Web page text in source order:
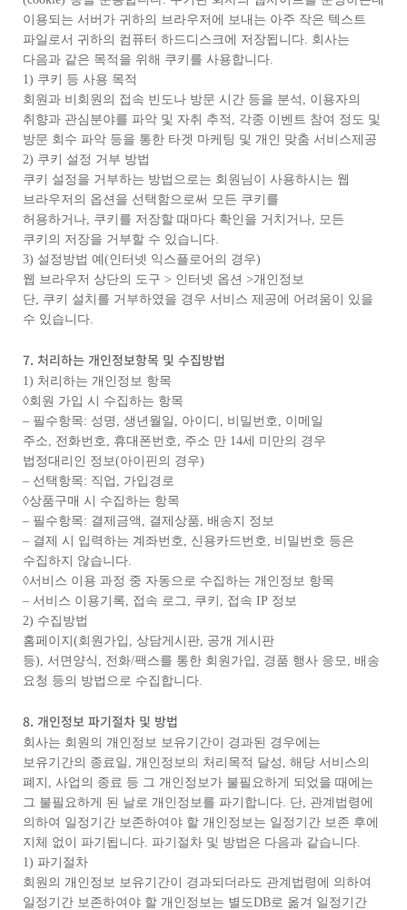
이용되는 서버가 귀하의 브라우저에 보내는 아주 작은 텍스트
파일로서 귀하의 컴퓨터 하드디스크에 저장됩니다. 회사는
다음과 같은 목적을 위해 쿠키를 사용합니다.
1) 쿠키 등 사용 목적
회원과 비회원의 접속 빈도나 방문 시간 등을 분석, 이용자의
취향과 관심분야를 파악 및 자취 추적, 각종 이벤트 참여 정도 및
방문 회수 파악 등을 통한 타겟 마케팅 및 개인 맞춤 서비스제공
2) 쿠키 설정 거부 방법
쿠키 설정을 거부하는 방법으로는 회원님이 사용하시는 웹
브라우저의 옵션을 선택함으로써 모든 쿠키를
허용하거나, 쿠키를 저장할 때마다 확인을 거치거나, 모든
쿠키의 저장을 거부할 수 있습니다.
3) 설정방법 예(인터넷 익스플로어의 경우)
웹 브라우저 상단의 도구 > 인터넷 옵션 >개인정보
단, 쿠키 설치를 거부하였을 경우 서비스 제공에 어려움이 있을
수 있습니다.
7. 처리하는 개인정보항목 및 수집방법
1) 처리하는 개인정보 항목
◊회원 가입 시 수집하는 항목
– 필수항목: 성명, 생년월일, 아이디, 비밀번호, 이메일
주소, 전화번호, 휴대폰번호, 주소 만 14세 미만의 경우
법정대리인 정보(아이핀의 경우)
– 선택항목: 직업, 가입경로
◊상품구매 시 수집하는 항목
– 필수항목: 결제금액, 결제상품, 배송지 정보
– 결제 시 입력하는 계좌번호, 신용카드번호, 비밀번호 등은
수집하지 않습니다.
◊서비스 이용 과정 중 자동으로 수집하는 개인정보 항목
– 서비스 이용기록, 접속 로그, 쿠키, 접속 IP 정보
2) 수집방법
홈페이지(회원가입, 상담게시판, 공개 게시판
등), 서면양식, 전화/팩스를 통한 회원가입, 경품 행사 응모, 배송
요청 등의 방법으로 수집합니다.
8. 개인정보 파기절차 및 방법
회사는 회원의 개인정보 보유기간이 경과된 경우에는
보유기간의 종료일, 개인정보의 처리목적 달성, 해당 서비스의
폐지, 사업의 종료 등 그 개인정보가 불필요하게 되었을 때에는
그 불필요하게 된 날로 개인정보를 파기합니다. 단, 관계법령에
의하여 일정기간 보존하여야 할 개인정보는 일정기간 보존 후에
지체 없이 파기됩니다. 파기절차 및 방법은 다음과 같습니다.
1) 파기절차
회원의 개인정보 보유기간이 경과되더라도 관계법령에 의하여
일정기간 보존하여야 할 개인정보는 별도DB로 옮겨 일정기간